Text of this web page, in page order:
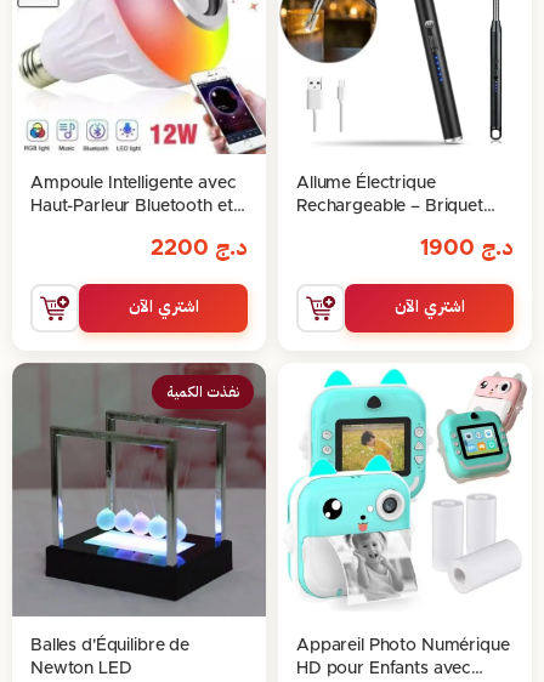
Allume Électrique
Rechargeable – Briquet
د.ج
اشتري الآن
Ampoule Intelligente avec
Haut-Parleur Bluetooth et
د.ج
اشتري الآن
Appareil Photo Numérique
HD pour Enfants avec
نفذت الكمية
Balles d'Équilibre de
Newton LED